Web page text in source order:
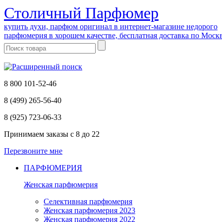
Cтоличный Парфюмер
купить духи, парфюм оригинал в интернет-магазине недорого
парфюмерия в хорошем качестве, бесплатная доставка по
8 800 101-52-46
8 (499) 265-56-40
8 (925) 723-06-33
Принимаем заказы с 8 до 22
Перезвоните мне
ПАРФЮМЕРИЯ
Женская парфюмерия
Селективная парфюмерия
Женская парфюмерия 2023
Женская парфюмерия 2022